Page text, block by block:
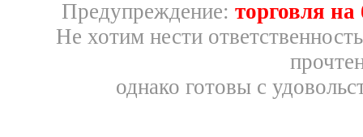
Предупреждение: торговля
Не хотим нести
однако готовы с